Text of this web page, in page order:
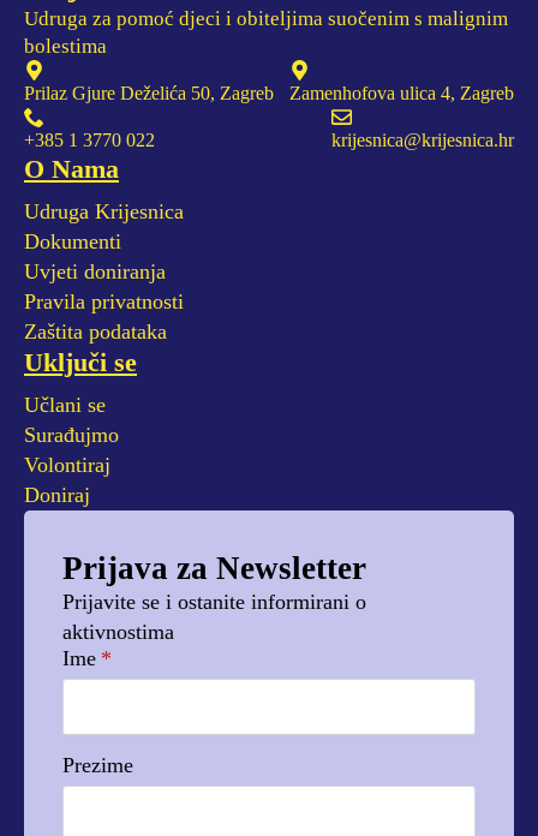
Udruga za pomoć djeci i obiteljima suočenim s malignim
bolestima
Prilaz Gjure Deželića 50, Zagreb Zamenhofova ulica 4, Zagreb
+385 1 3770 022 krijesnica@krijesnica.hr
O Nama
Udruga Krijesnica
Dokumenti
Uvjeti doniranja
Pravila privatnosti
Zaštita podataka
Uključi se
Učlani se
Surađujmo
Volontiraj
Doniraj
Prijava za Newsletter
Prijavite se i ostanite informirani o
aktivnostima
Ime *
Prezime